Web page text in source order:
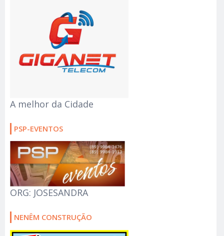
A melhor da Cidade
PSP-EVENTOS
ORG: JOSESANDRA
NENÊM CONSTRUÇÃO